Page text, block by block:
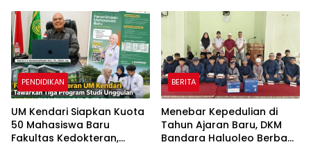
Kebangsaan
Indonesia Emas 2045
PENDIDIKAN
UM Kendari Siapkan Kuota
50 Mahasiswa Baru
Fakultas Kedokteran,
BERITA
Menebar Kepedulian di
Tahun Ajaran Baru, DKM
Bandara Haluoleo Berbagi